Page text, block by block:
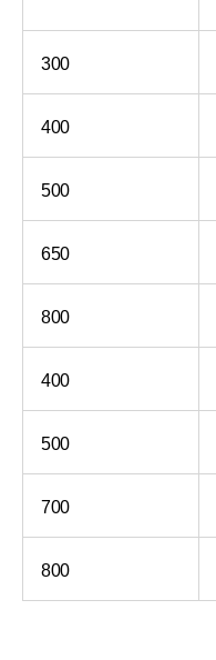
300
400
500
650
800
400
500
700
800